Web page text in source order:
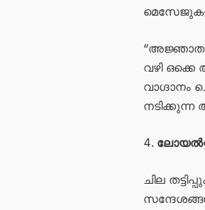
“അജ്ഞാത
വഴി
വാഗ്ദാനം
നടിക്കുന്ന
ചില